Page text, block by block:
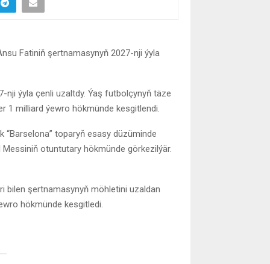
Fatiniň şertnamasynyň 2027-nji ýyla
nji ýyla çenli uzaltdy. Ýaş futbolçynyň täze
milliard ýewro hökmünde kesgitlendi.
“Barselona” toparyň esasy düzüminde
otuntutary hökmünde görkezilýär.
bilen şertnamasynyň möhletini uzaldan
hökmünde kesgitledi.